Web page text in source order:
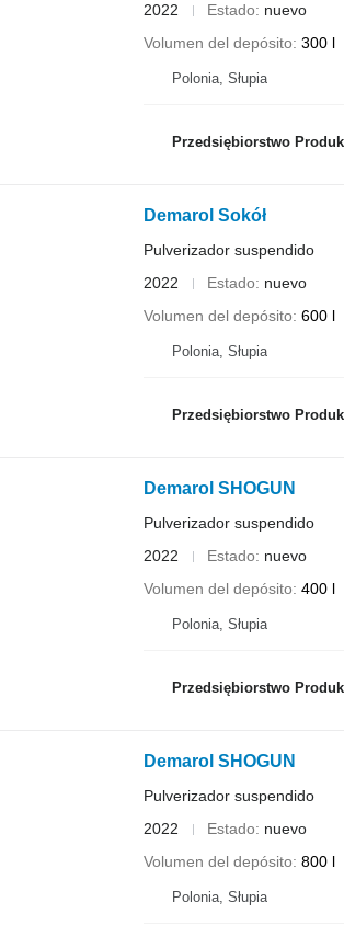
2022
Estado
nuevo
Volumen del depósito 300 l
Polonia, Słupia
Przedsiębiorstwo
Demarol Sokół
Pulverizador suspendido
2022
Estado
nuevo
Volumen del depósito 600 l
Polonia, Słupia
Przedsiębiorstwo
Demarol SHOGUN
Pulverizador suspendido
2022
Estado
nuevo
Volumen del depósito 400 l
Polonia, Słupia
Przedsiębiorstwo
Demarol SHOGUN
Pulverizador suspendido
2022
Estado
nuevo
Volumen del depósito 800 l
Polonia, Słupia